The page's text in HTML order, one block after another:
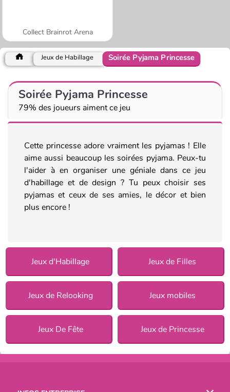
Collect Brainrot Arena
Jeux de Habillage Soirée Pyjama Princesse
Soirée Pyjama Princesse
79% des joueurs aiment ce jeu
Cette princesse adore vraiment les pyjamas ! Elle
aime aussi beaucoup les soirées pyjama. Peux-tu
l'aider à en organiser une géniale dans ce jeu
d'habillage et de design ? Tu peux choisir ses
pyjamas et ceux de ses amies, le décor et bien
plus encore !
Jeux d'Habillage Jeux de Filles
Jeux de Relooking Jeux mobiles
Jeux De Fête Jeux de Princesse